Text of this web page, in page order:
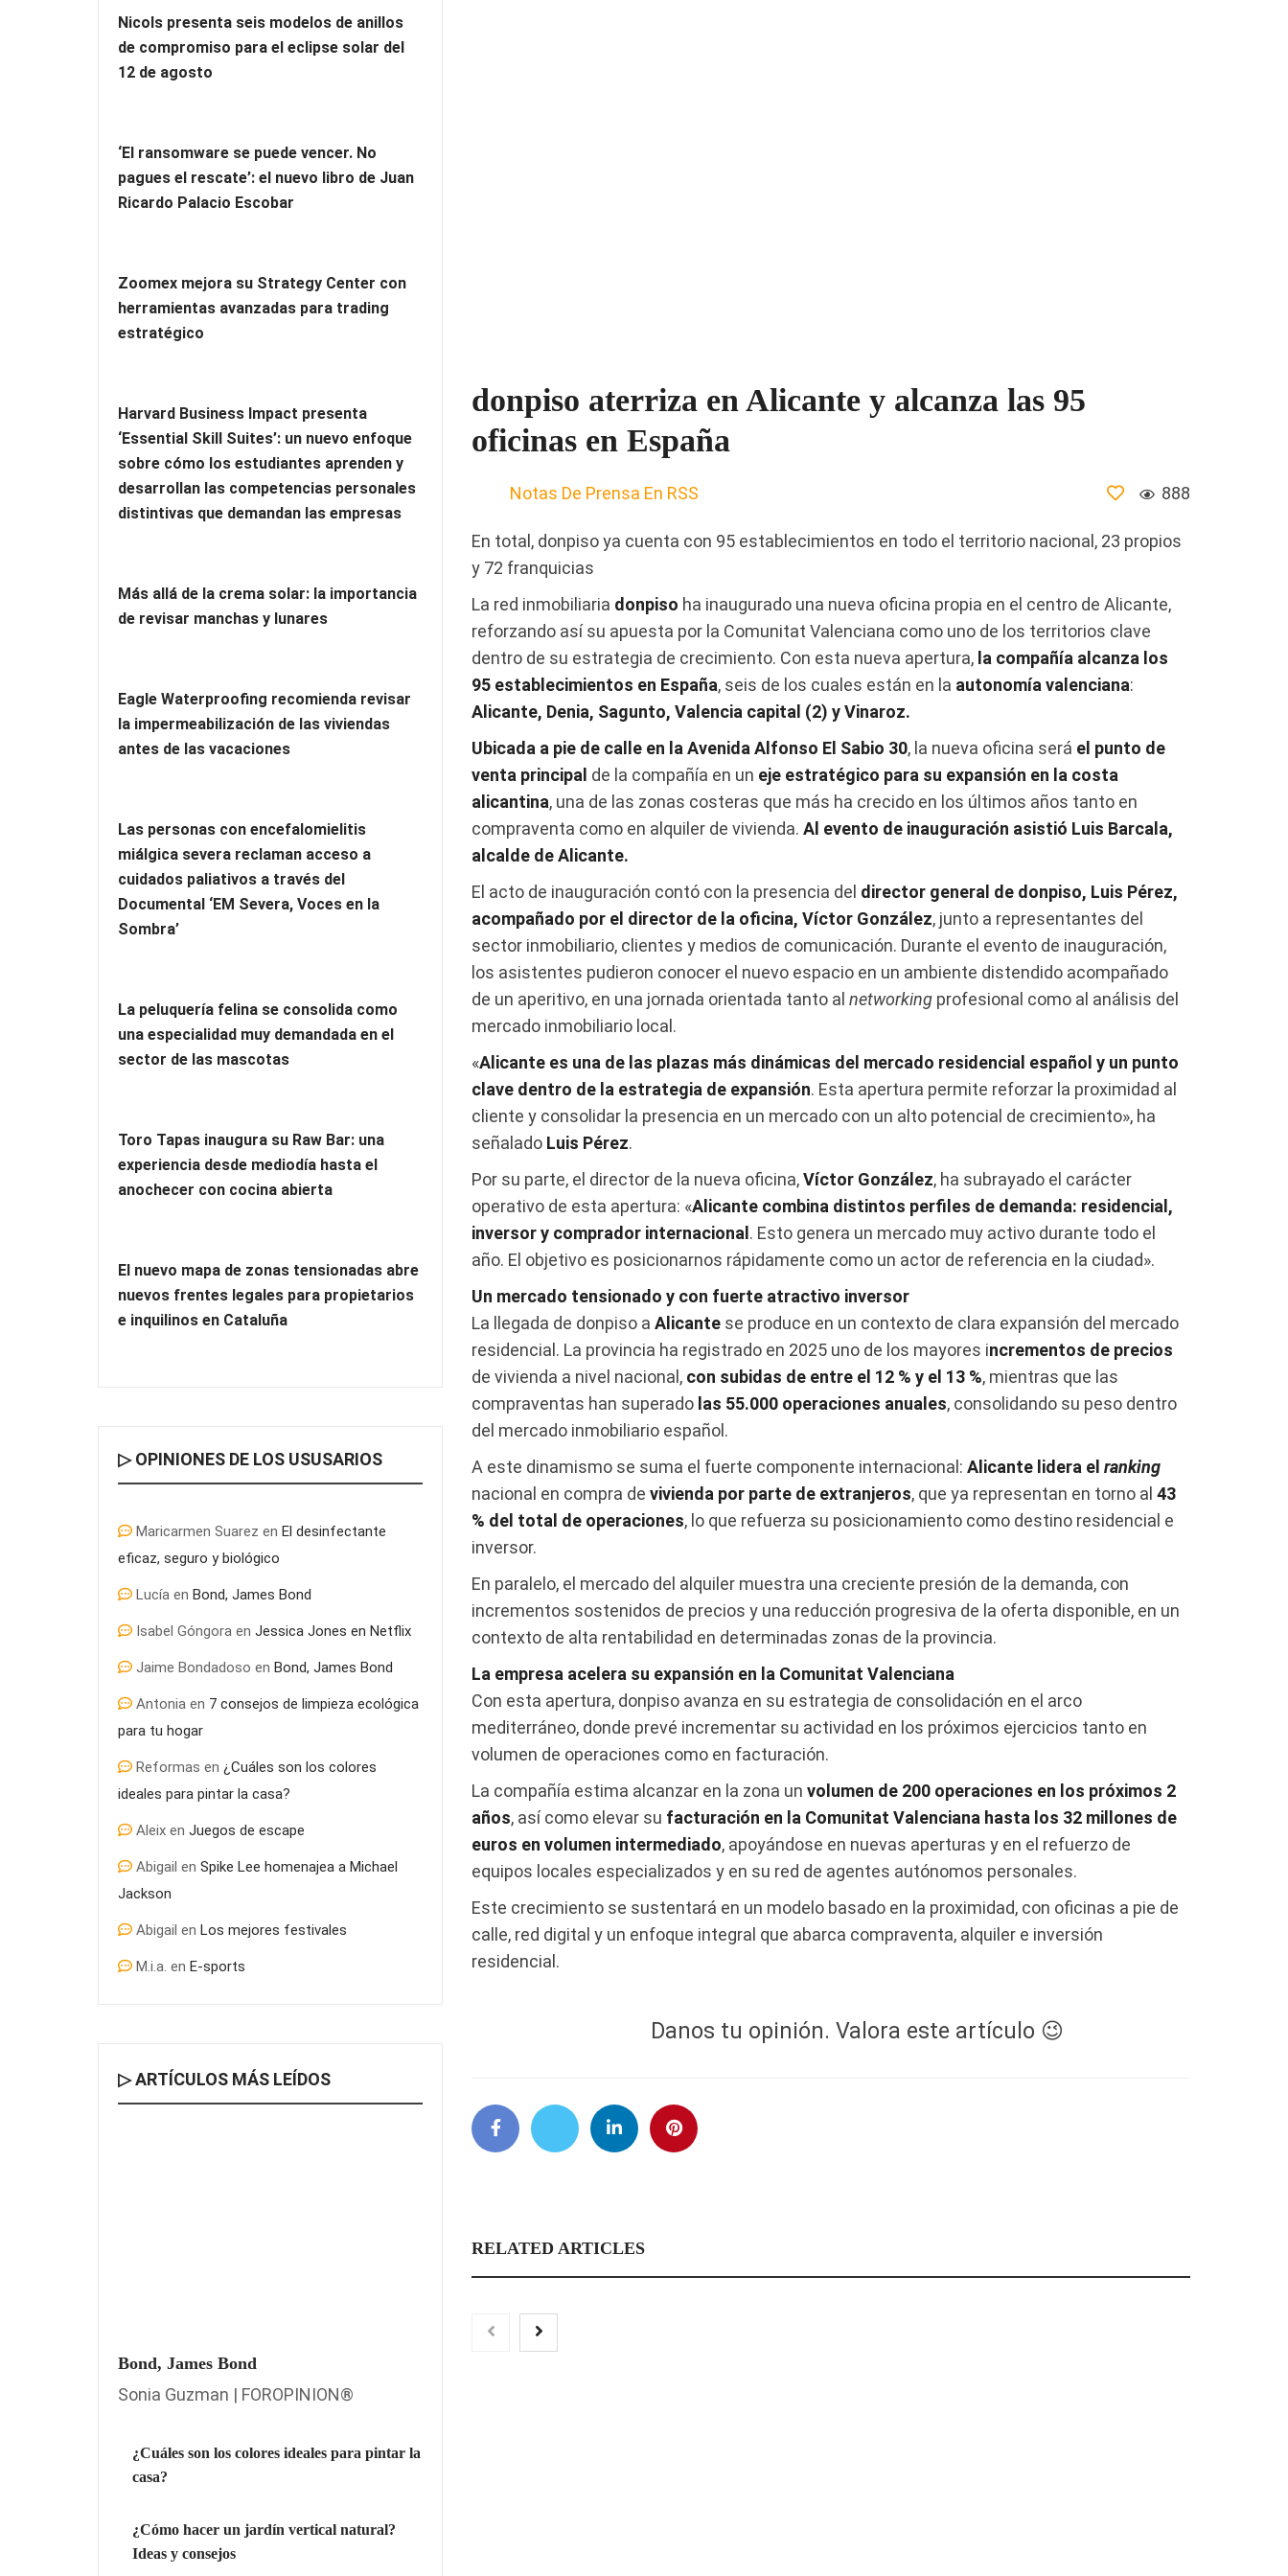
donpiso aterriza en Alicante y alcanza las 95
oficinas en España
Notas De Prensa En RSS 888
En total, donpiso ya cuenta con 95 establecimientos en todo el territorio nacional, 23 propios
y 72 franquicias
La red inmobiliaria donpiso ha inaugurado una nueva oficina propia en el centro de Alicante,
reforzando así su apuesta por la Comunitat Valenciana como uno de los territorios clave
dentro de su estrategia de crecimiento. Con esta nueva apertura, la compañía alcanza los
95 establecimientos en España, seis de los cuales están en la autonomía valenciana:
Alicante, Denia, Sagunto, Valencia capital (2) y Vinaroz.
Ubicada a pie de calle en la Avenida Alfonso El Sabio 30, la nueva oficina será el punto de
venta principal de la compañía en un eje estratégico para su expansión en la costa
alicantina, una de las zonas costeras que más ha crecido en los últimos años tanto en
compraventa como en alquiler de vivienda. Al evento de inauguración asistió Luis Barcala,
alcalde de Alicante.
El acto de inauguración contó con la presencia del director general de donpiso, Luis Pérez,
acompañado por el director de la oficina, Víctor González, junto a representantes del
sector inmobiliario, clientes y medios de comunicación. Durante el evento de inauguración,
los asistentes pudieron conocer el nuevo espacio en un ambiente distendido acompañado
de un aperitivo, en una jornada orientada tanto al networking profesional como al análisis del
mercado inmobiliario local.
«Alicante es una de las plazas más dinámicas del mercado residencial español y un punto
clave dentro de la estrategia de expansión. Esta apertura permite reforzar la proximidad al
cliente y consolidar la presencia en un mercado con un alto potencial de crecimiento», ha
señalado Luis Pérez.
Por su parte, el director de la nueva oficina,Víctor González, ha subrayado el carácter
operativo de esta apertura: «Alicante combina distintos perfiles de demanda: residencial,
inversor y comprador internacional . Esto genera un mercado muy activo durante todo el
año. El objetivo es posicionarnos rápidamente como un actor de referencia en la ciudad».
Un mercado tensionado y con fuerte atractivo inversor
La llegada de donpiso a Alicante se produce en un contexto de clara expansión del mercado
residencial. La provincia ha registrado en 2025 uno de los mayores incrementos de precios
de vivienda a nivel nacional, con subidas de entre el 12 % y el 13 %, mientras que las
compraventas han superado las 55.000 operaciones anuales, consolidando su peso dentro
del mercado inmobiliario español.
A este dinamismo se suma el fuerte componente internacional: Alicante lidera el ranking
nacional en compra de vivienda por parte de extranjeros, que ya representan en torno al 43
% del total de operaciones, lo que refuerza su posicionamiento como destino residencial e
inversor.
En paralelo, el mercado del alquiler muestra una creciente presión de la demanda, con
incrementos sostenidos de precios y una reducción progresiva de la oferta disponible, en un
contexto de alta rentabilidad en determinadas zonas de la provincia.
La empresa acelera su expansión en la Comunitat Valenciana
Con esta apertura, donpiso avanza en su estrategia de consolidación en el arco
mediterráneo, donde prevé incrementar su actividad en los próximos ejercicios tanto en
volumen de operaciones como en facturación.
La compañía estima alcanzar en la zona un volumen de 200 operaciones en los próximos 2
años, así como elevar su facturación en la Comunitat Valenciana hasta los 32 millones de
euros en volumen intermediado, apoyándose en nuevas aperturas y en el refuerzo de
equipos locales especializados y en su red de agentes autónomos personales.
Este crecimiento se sustentará en un modelo basado en la proximidad, con oficinas a pie de
calle, red digital y un enfoque integral que abarca compraventa, alquiler e inversión
residencial.
Danos tu opinión. Valora este artículo 😉
RELATED ARTICLES
Nicols presenta seis modelos de anillos
de compromiso para el eclipse solar del
12 de agosto
‘El ransomware se puede vencer. No
pagues el rescate’: el nuevo libro de Juan
Ricardo Palacio Escobar
Zoomex mejora su Strategy Center con
herramientas avanzadas para trading
estratégico
Harvard Business Impact presenta
‘Essential Skill Suites’: un nuevo enfoque
sobre cómo los estudiantes aprenden y
desarrollan las competencias personales
distintivas que demandan las empresas
Más allá de la crema solar: la importancia
de revisar manchas y lunares
Eagle Waterproofing recomienda revisar
la impermeabilización de las viviendas
antes de las vacaciones
Las personas con encefalomielitis
miálgica severa reclaman acceso a
cuidados paliativos a través del
Documental ‘EM Severa, Voces en la
Sombra’
La peluquería felina se consolida como
una especialidad muy demandada en el
sector de las mascotas
Toro Tapas inaugura su Raw Bar: una
experiencia desde mediodía hasta el
anochecer con cocina abierta
El nuevo mapa de zonas tensionadas abre
nuevos frentes legales para propietarios
e inquilinos en Cataluña
▷ OPINIONES DE LOS USUSARIOS
Maricarmen Suarez en El desinfectante
eficaz, seguro y biológico
Lucía en Bond, James Bond
Isabel Góngora en Jessica Jones en Netflix
Jaime Bondadoso en Bond, James Bond
Antonia en 7 consejos de limpieza ecológica
para tu hogar
Reformas en ¿Cuáles son los colores
ideales para pintar la casa?
Aleix en Juegos de escape
Abigail en Spike Lee homenajea a Michael
Jackson
Abigail en Los mejores festivales
M.i.a. en E-sports
▷ ARTÍCULOS MÁS LEÍDOS
Bond, James Bond
Sonia Guzman | FOROPINION®
¿Cuáles son los colores ideales para pintar la
casa?
¿Cómo hacer un jardín vertical natural?
Ideas y consejos